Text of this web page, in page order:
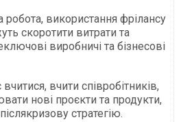
робота, використання фрілансу
скоротити витрати та
виробничі та бізнесові
вчити співробітників,
нові проєкти та продукти,
стратегію.